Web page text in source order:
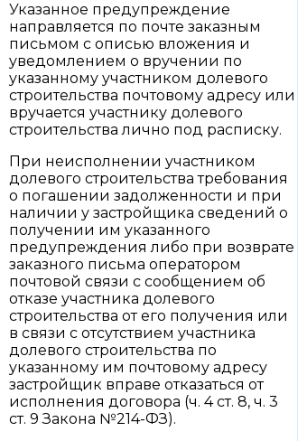
Указанное предупреждение
направляется по почте заказным
письмом с описью вложения и
уведомлением о вручении по
указанному участником долевого
строительства почтовому адресу или
вручается участнику долевого
строительства лично под расписку.
При неисполнении участником
долевого строительства требования
о погашении задолженности и при
наличии у застройщика сведений о
получении им указанного
предупреждения либо при возврате
заказного письма оператором
почтовой связи с сообщением об
отказе участника долевого
строительства от его получения или
в связи с отсутствием участника
долевого строительства по
указанному им почтовому адресу
застройщик вправе отказаться от
исполнения договора (ч. 4 ст. 8, ч. 3
ст. 9 Закона №214-ФЗ).